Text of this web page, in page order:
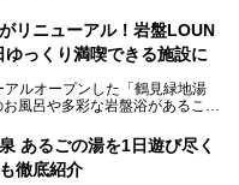
経て誕生した本施設は、温泉・
ス・ラウンジ・レストランなど
”のイメージをさらに進化させ
参加し、館内のこだわりポイン
や160cmの深水風呂、没入感の
の台数を誇る最新AIフィットネ
の館内を詳しくご紹介します。
リニューアル！岩盤LOUN
っくり満喫できる施設に
ルオープンした「鶴見緑地湯
風呂や多彩な岩盤浴があること
してパワーアップしています。
たに登場した瞑想サウナをはじ
あるごの湯を1日遊び尽く
徹底紹介